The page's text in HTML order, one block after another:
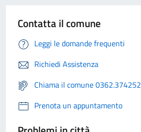
Contatta il comune
Leggi le domande frequenti
Richiedi Assistenza
Chiama il comune 0362.374252
Prenota un appuntamento